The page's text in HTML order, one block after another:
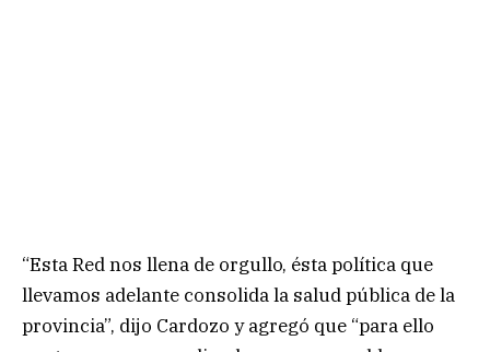
“Esta Red nos llena de orgullo, ésta política que
llevamos adelante consolida la salud pública de la
provincia”, dijo Cardozo y agregó que “para ello